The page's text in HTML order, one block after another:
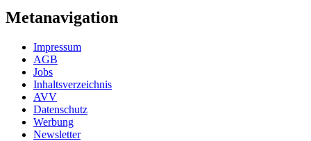
Metanavigation
Impressum
AGB
Jobs
Inhaltsverzeichnis
AVV
Datenschutz
Werbung
Newsletter